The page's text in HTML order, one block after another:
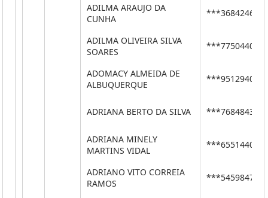
ADILMA ARAUJO DA
CUNHA
***36842469**
ADILMA OLIVEIRA SILVA
SOARES
***77504406**
ADOMACY ALMEIDA DE
ALBUQUERQUE
***95129400**
ADRIANA BERTO DA SILVA ***76848437**
ADRIANA MINELY
MARTINS VIDAL
***65514409**
ADRIANO VITO CORREIA
RAMOS
***54598476**